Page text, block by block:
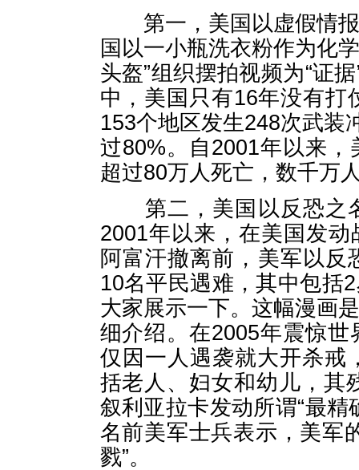
第一，美国以虚假情报
国以一小瓶洗衣粉作为化
头盔”组织摆拍视频为“证
中，美国只有16年没有打
153个地区发生248次武装
过80%。自2001年以来
超过80万人死亡，数千万
第二，美国以反恐之
2001年以来，在美国发
阿富汗撤离前，美军以
10名平民遇难，其中包括
大家展示一下。这幅漫画
细介绍。在2005年震惊
仅因一人遇袭就大开杀戒
括老人、妇女和幼儿，其
叙利亚拉卡发动所谓“最
名前美军士兵表示，美军
戮”。